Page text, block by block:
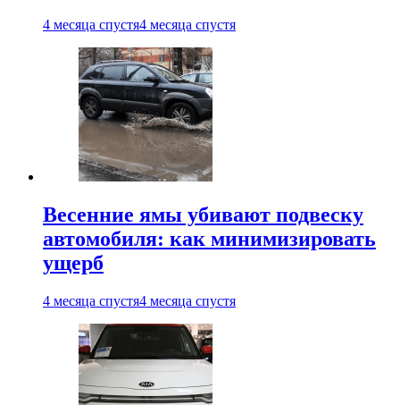
4 месяца спустя4 месяца спустя
Весенние ямы убивают подвеску
автомобиля: как минимизировать
ущерб
4 месяца спустя4 месяца спустя